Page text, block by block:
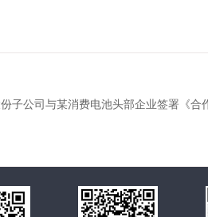
子公司与某消费电池头部企业签署《合